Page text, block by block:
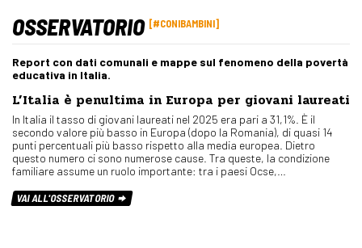
OSSERVATORIO #CONIBAMBINI
Report con dati comunali e mappe sul fenomeno della povertà
educativa in Italia.
L’Italia è penultima in Europa per giovani laureati
In Italia il tasso di giovani laureati nel 2025 era pari a 31,1%. È il
secondo valore più basso in Europa (dopo la Romania), di quasi 14
punti percentuali più basso rispetto alla media europea. Dietro
questo numero ci sono numerose cause. Tra queste, la condizione
familiare assume un ruolo importante: tra i paesi Ocse,…
VAI ALL'OSSERVATORIO